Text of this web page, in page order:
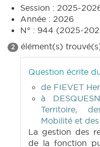
Session : 2025-
Année : 2026
N° : 944 (2025-
2 élément(s)
Question écrite
de FIEVET
à
Territoire,
Mobilité et
La gestion des
de la fonction